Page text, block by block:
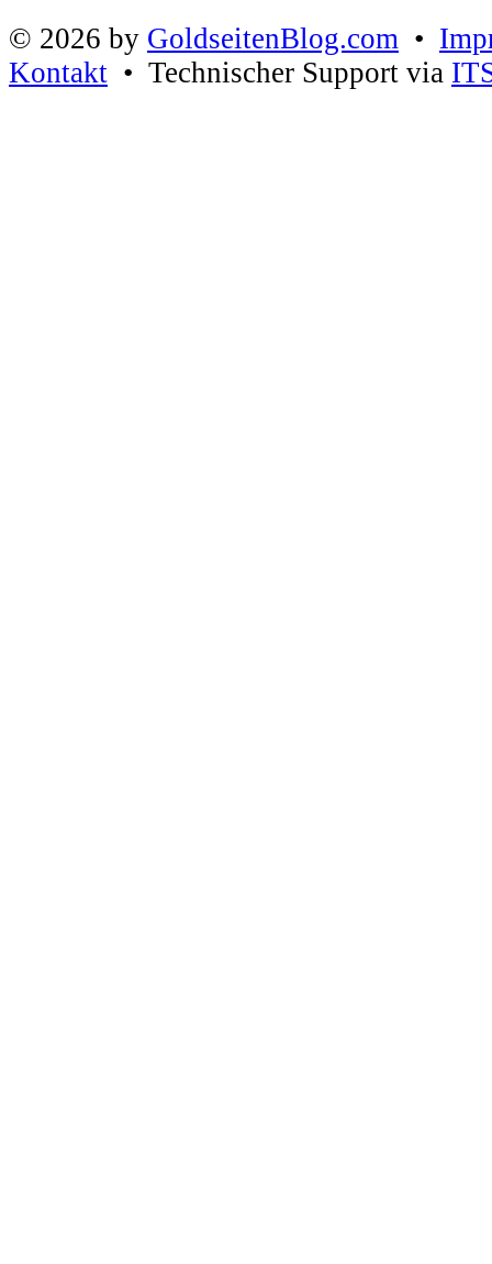
© 2026 by GoldseitenBlog.com •
Kontakt • Technischer Support via